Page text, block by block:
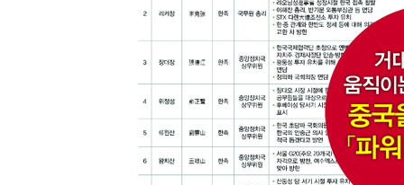
-넒은 중국의 온라인 시장, 더 높은 진입 장벽
중국의 높은 IT 진입장벽, 틈새시장을 찾아라
-지문인식 시스템으로 중국 스마트폰을 사로잡다
-역발상, 불법 복제 방지 반도체
위기의 게임 산업, 돌파구를 찾아라
-한국을 뛰어넘은 중국의 게임 시장